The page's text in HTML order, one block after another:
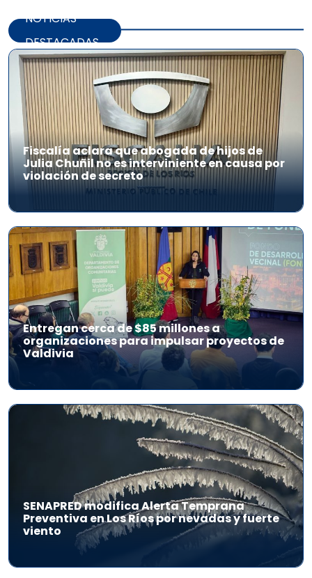
NOTICIAS
DESTACADAS
Fiscalía aclara que abogada de hijos de
Julia Chuñil no es interviniente en causa por
violación de secreto
Entregan cerca de $85 millones a
organizaciones para impulsar proyectos de
Valdivia
SENAPRED modifica Alerta Temprana
Preventiva en Los Ríos por nevadas y fuerte
viento